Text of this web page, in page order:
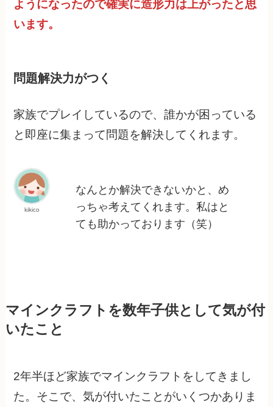
ようになったので確実に造形力は上がったと思
います。
問題解決力がつく
家族でプレイしているので、誰かが困っている
と即座に集まって問題を解決してくれます。
kikico
なんとか解決できないかと、め
っちゃ考えてくれます。私はと
ても助かっております（笑）
マインクラフトを数年子供として気が付
いたこと
2年半ほど家族でマインクラフトをしてきまし
た。そこで、気が付いたことがいくつかありま